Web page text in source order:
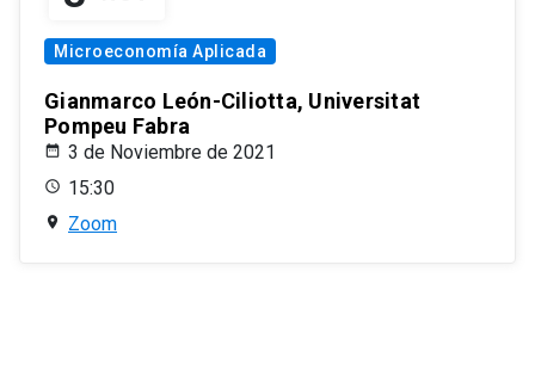
Microeconomía Aplicada
Gianmarco León-Ciliotta, Universitat
Pompeu Fabra
3 de Noviembre de 2021
15:30
Zoom